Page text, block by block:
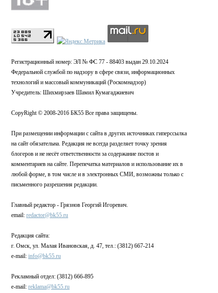
Регистрационный номер: ЭЛ № ФС 77 - 88403 выдан 29.10.2024
Федеральной службой по надзору в сфере связи, информационных
технологий и массовый коммуникаций (Роскомнадзор)
Учредитель: Шихмирзаев Шамил Кумагаджиевич
CopyRight © 2008-2016 БК55 Все права защищены.
При размещении информации с сайта в других источниках гиперссылка
на сайт обязательна. Редакция не всегда разделяет точку зрения
блогеров и не несёт ответственности за содержание постов и
комментариев на сайте. Перепечатка материалов и использование их в
любой форме, в том числе и в электронных СМИ, возможны только с
письменного разрешения редакции.
Главный редактор - Грязнов Георгий Игоревич.
email: redactor@bk55.ru
Редакция сайта:
г. Омск, ул. Малая Ивановская, д. 47, тел.: (3812) 667-214
e-mail: info@bk55.ru
Рекламный отдел: (3812) 666-895
e-mail: reklama@bk55.ru